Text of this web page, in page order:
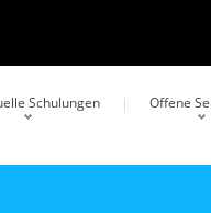
Schulungen Offene